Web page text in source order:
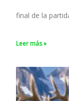
final de la
Leer más »